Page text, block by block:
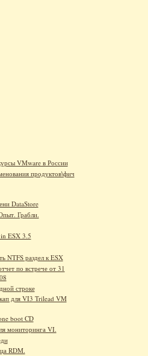
VMware в России
продуктов\фич
DataStore
Грабли.
ESX 3.5
NTFS раздел к ESX
по встрече от 31
строке
для VI3 Trilead VM
boot CD
мониторинга VI.
RDM.